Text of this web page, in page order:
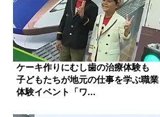
ケーキ作りにむし歯の治療体験も
子どもたちが地元の仕事を学ぶ職業
体験イベント「ワ...